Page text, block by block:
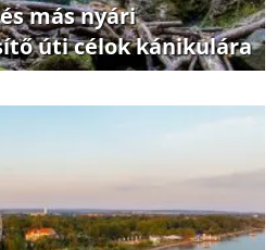
más nyári
úti célok kánikulára